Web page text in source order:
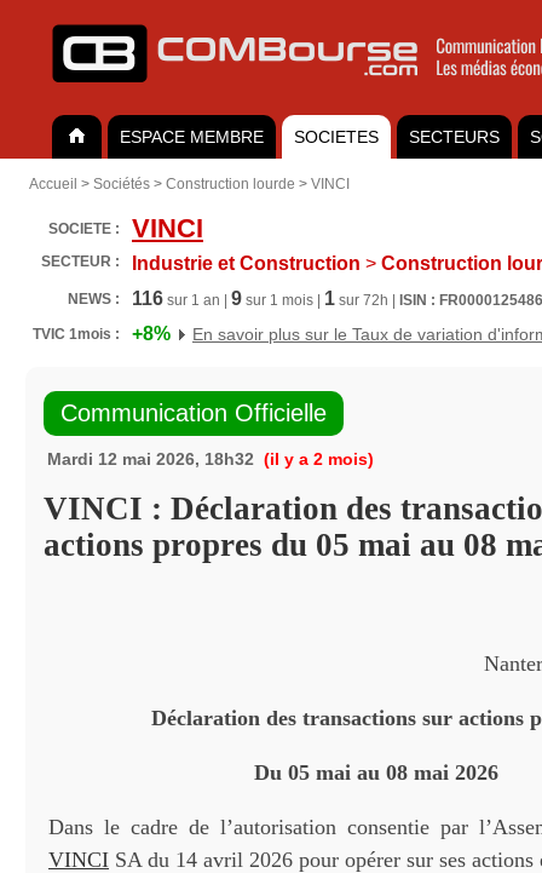
ESPACE MEMBRE SOCIETES SECTEURS
Accueil > Sociétés > Construction lourde > VINCI
SOCIETE : VINCI
SECTEUR : Industrie et Construction > Construction
NEWS : 116 sur 1 an | 9 sur 1 mois | 1 sur 72h |
ISIN : FR0000125486
TVIC 1mois :
+8% En savoir plus sur le Taux de variation
Communication Officielle
Mardi 12 mai 2026, 18h32 (il y a 2 mois)
VINCI : Déclaration des
actions propres du 05 mai au 08
Déclaration des transactions sur actions
Du 05 mai au 08 mai 2026
Dans le cadre de l’autorisation consentie par
VINCI SA du 14 avril 2026 pour opérer sur ses actions